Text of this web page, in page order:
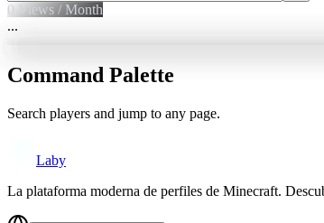
0 Views / Month
...
Command Palette
Search players and jump to any page.
Laby
La plataforma moderna de perfiles de Minecraft.